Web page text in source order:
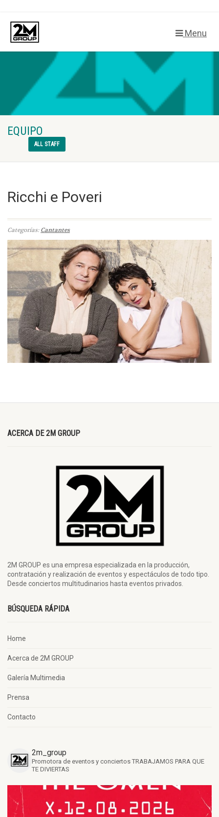
Menu
EQUIPO
ALL STAFF
Ricchi e Poveri
Categorías:Cantantes
ACERCA DE 2M GROUP
2M GROUP es una empresa especializada en la producción,
contratación y realización de eventos y espectáculos de todo tipo.
Desde conciertos multitudinarios hasta eventos privados.
BÚSQUEDA RÁPIDA
Home
Acerca de 2M GROUP
Galería Multimedia
Prensa
Contacto
2m_group
Promotora de eventos y conciertos TRABAJAMOS PARA QUE
TE DIVIERTAS